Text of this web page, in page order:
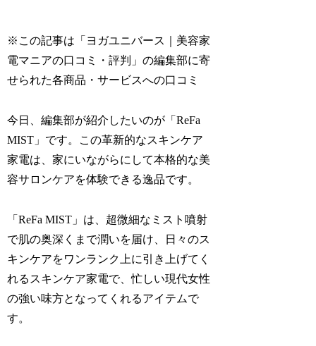
※この記事は「ヨガユニバース｜美容家
電マニアの口コミ・評判」の編集部に寄
せられた各商品・サービスへの口コミ
今日、編集部が紹介したいのが「ReFa
MIST」です。この革新的なスキンケア
家電は、家にいながらにして本格的な美
容サロンケアを体験できる逸品です。
「ReFa MIST」は、超微細なミスト噴射
で肌の奥深くまで潤いを届け、日々のス
キンケアをワンランク上に引き上げてく
れるスキンケア家電で、忙しい現代女性
の強い味方となってくれるアイテムで
す。